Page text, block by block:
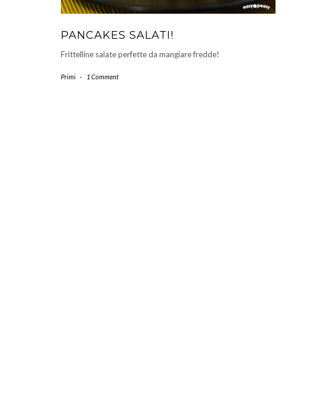
PANCAKES SALATI!
Frittelline salate perfette da mangiare fredde!
Primi - 1 Comment